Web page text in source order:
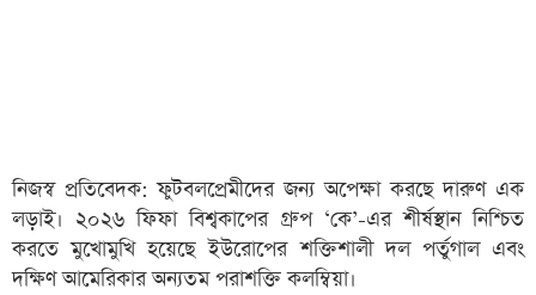
নিজস্ব প্রতিবেদক: ফুটবলপ্রেমীদের জন্য অপেক্ষা করছে দারুণ এক
লড়াই। ২০২৬ ফিফা বিশ্বকাপের গ্রুপ ‘কে’-এর শীর্ষস্থান নিশ্চিত
করতে মুখোমুখি হয়েছে ইউরোপের শক্তিশালী দল পর্তুগাল এবং
দক্ষিণ আমেরিকার অন্যতম পরাশক্তি কলম্বিয়া।